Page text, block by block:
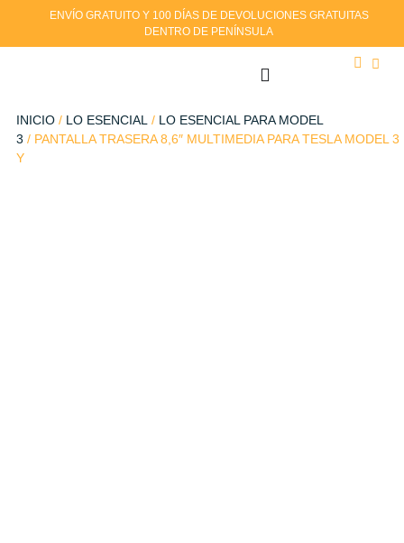
ENVÍO GRATUITO Y 100 DÍAS DE DEVOLUCIONES GRATUITAS
DENTRO DE PENÍNSULA
INICIO/ LO ESENCIAL/ LO ESENCIAL PARA MODEL
3 / PANTALLA TRASERA 8,6″ MULTIMEDIA PARA TESLA MODEL 3
Y